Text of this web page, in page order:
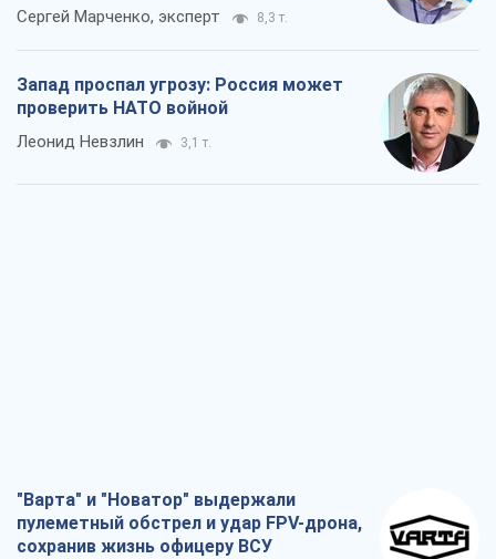
Сергей Марченко, эксперт 8,3 т.
Запад проспал угрозу: Россия может
проверить НАТО войной
Леонид Невзлин 3,1 т.
"Варта" и "Новатор" выдержали
пулеметный обстрел и удар FPV-дрона,
сохранив жизнь офицеру ВСУ